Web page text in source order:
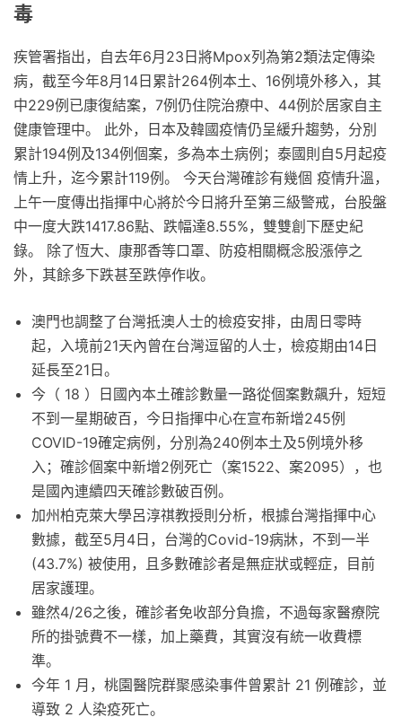
毒
疾管署指出，自去年6月23日將Mpox列為第2類法定傳染
病，截至今年8月14日累計264例本土、16例境外移入，其
中229例已康復結案，7例仍住院治療中、44例於居家自主
健康管理中。 此外，日本及韓國疫情仍呈緩升趨勢，分別
累計194例及134例個案，多為本土病例；泰國則自5月起疫
情上升，迄今累計119例。 今天台灣確診有幾個 疫情升溫，
上午一度傳出指揮中心將於今日將升至第三級警戒，台股盤
中一度大跌1417.86點、跌幅達8.55%，雙雙創下歷史紀
錄。 除了恆大、康那香等口罩、防疫相關概念股漲停之
外，其餘多下跌甚至跌停作收。
澳門也調整了台灣抵澳人士的檢疫安排，由周日零時
起，入境前21天內曾在台灣逗留的人士，檢疫期由14日
延長至21日。
今（ 18 ）日國內本土確診數量一路從個案數飆升，短短
不到一星期破百，今日指揮中心在宣布新增245例
COVID-19確定病例，分別為240例本土及5例境外移
入；確診個案中新增2例死亡（案1522、案2095），也
是國內連續四天確診數破百例。
加州柏克萊大學呂淳祺教授則分析，根據台灣指揮中心
數據，截至5月4日，台灣的Covid-19病牀，不到一半
(43.7%) 被使用，且多數確診者是無症狀或輕症，目前
居家護理。
雖然4/26之後，確診者免收部分負擔，不過每家醫療院
所的掛號費不一樣，加上藥費，其實沒有統一收費標
準。
今年 1 月，桃園醫院群聚感染事件曾累計 21 例確診，並
導致 2 人染疫死亡。